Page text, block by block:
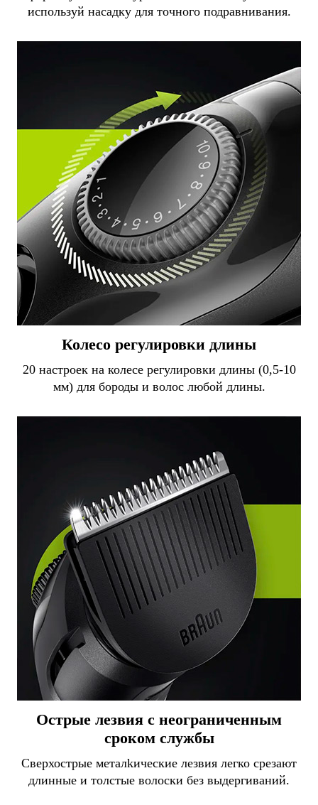
используй насадку для точного подравнивания.
Колесо регулировки длины
20 настроек на колесе регулировки длины (0,5-10
мм) для бороды и волос любой длины.
Острые лезвия с неограниченным
сроком службы
Сверхострые металkические лезвия легко срезают
длинные и толстые волоски без выдергиваний.